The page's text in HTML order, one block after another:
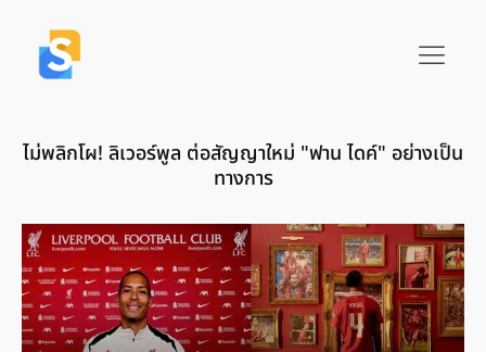
ไม่พลิกโผ! ลิเวอร์พูล ต่อสัญญาใหม่ "ฟาน ไดค์" อย่างเป็น
ทางการ